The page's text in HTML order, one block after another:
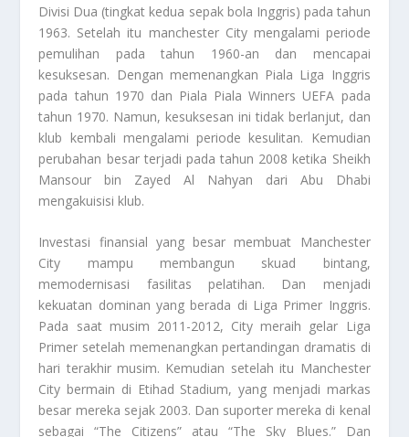
Divisi Dua (tingkat kedua sepak bola Inggris) pada tahun
1963. Setelah itu manchester City mengalami periode
pemulihan pada tahun 1960-an dan mencapai
kesuksesan. Dengan memenangkan Piala Liga Inggris
pada tahun 1970 dan Piala Piala Winners UEFA pada
tahun 1970. Namun, kesuksesan ini tidak berlanjut, dan
klub kembali mengalami periode kesulitan. Kemudian
perubahan besar terjadi pada tahun 2008 ketika Sheikh
Mansour bin Zayed Al Nahyan dari Abu Dhabi
mengakuisisi klub.
Investasi finansial yang besar membuat Manchester
City mampu membangun skuad bintang,
memodernisasi fasilitas pelatihan. Dan menjadi
kekuatan dominan yang berada di Liga Primer Inggris.
Pada saat musim 2011-2012, City meraih gelar Liga
Primer setelah memenangkan pertandingan dramatis di
hari terakhir musim. Kemudian setelah itu Manchester
City bermain di Etihad Stadium, yang menjadi markas
besar mereka sejak 2003. Dan suporter mereka di kenal
sebagai “The Citizens” atau “The Sky Blues.” Dan